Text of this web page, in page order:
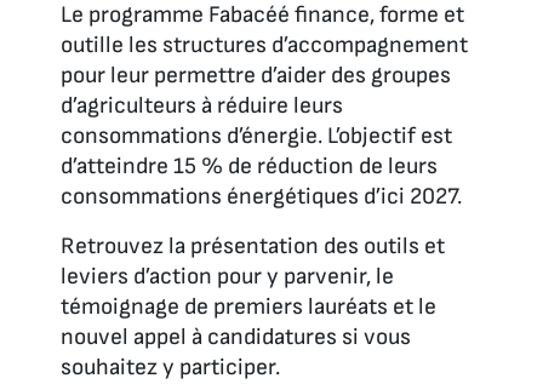
Le programme Fabacéé finance, forme et
outille les structures d’accompagnement
pour leur permettre d’aider des groupes
d’agriculteurs à réduire leurs
consommations d’énergie. L’objectif est
d’atteindre 15 % de réduction de leurs
consommations énergétiques d’ici 2027.
Retrouvez la présentation des outils et
leviers d’action pour y parvenir, le
témoignage de premiers lauréats et le
nouvel appel à candidatures si vous
souhaitez y participer.